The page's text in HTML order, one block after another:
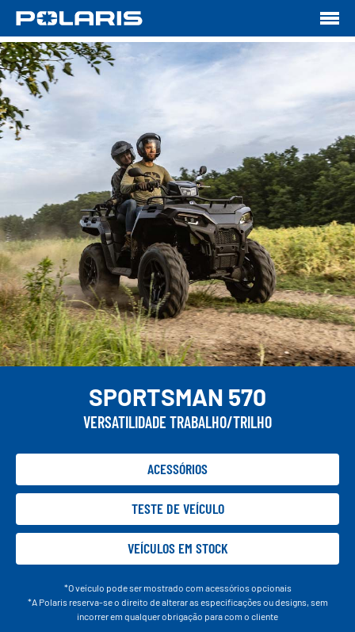
SPORTSMAN 570
VERSATILIDADE TRABALHO/TRILHO
ACESSÓRIOS
TESTE DE VEÍCULO
VEÍCULOS EM STOCK
*O veículo pode ser mostrado com acessórios opcionais
*A Polaris reserva-se o direito de alterar as especificações ou designs, sem
incorrer em qualquer obrigação para com o cliente